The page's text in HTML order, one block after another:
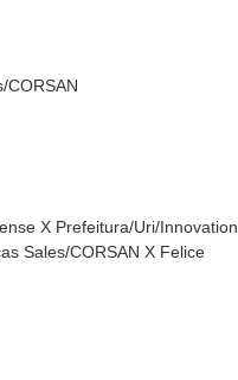
CORSAN
X Prefeitura/Uri/Innovation
Sales/CORSAN X Felice